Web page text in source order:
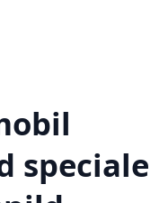
speciale